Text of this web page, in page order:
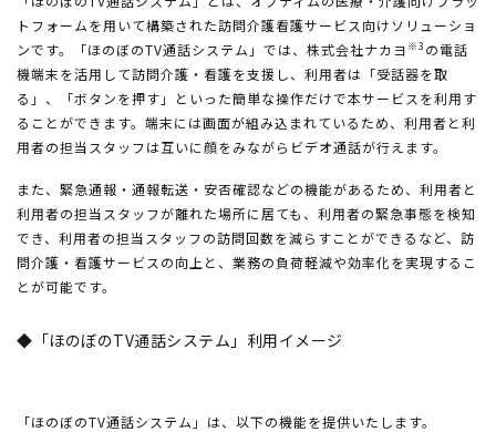
トフォームを用いて構築された訪問介護看護サービス向けソリューショ
ンです。「ほのぼのTV通話システム」では、株式会社ナカヨ ※3 の電話
機端末を活用して訪問介護・看護を支援し、利用者は「受話器を取
る」、「ボタンを押す」といった簡単な操作だけで本サービスを利用す
ることができます。端末には画面が組み込まれているため、利用者と利
用者の担当スタッフは互いに顔をみながらビデオ通話が行えます。
また、緊急通報・通報転送・安否確認などの機能があるため、利用者と
利用者の担当スタッフが離れた場所に居ても、利用者の緊急事態を検知
でき、利用者の担当スタッフの訪問回数を減らすことができるなど、訪
問介護・看護サービスの向上と、業務の負荷軽減や効率化を実現するこ
とが可能です。
◆「ほのぼのTV通話システム」利用イメージ
「ほのぼのTV通話システム」は、以下の機能を提供いたします。